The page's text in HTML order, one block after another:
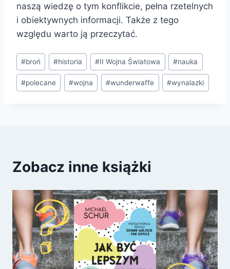
naszą wiedzę o tym konflikcie, pełna rzetelnych
i obiektywnych informacji. Także z tego
względu warto ją przeczytać.
Tagi
wpisu:
#broń #historia #II Wojna Światowa #nauka
#polecane #wojna #wunderwaffe #wynalazki
Zobacz inne książki